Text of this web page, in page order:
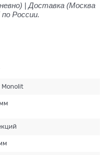
| Доставка (Москва
России.
Monolit